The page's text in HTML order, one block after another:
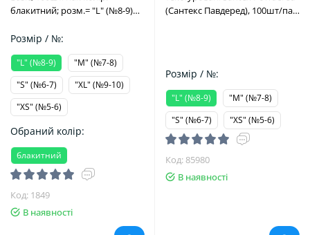
блакитний; розм.= "L" (№8-9)
Медікал)
Розмір / №:
"L" (№8-9)
"M" (№7-8)
"S" (№6-7)
"XL" (№9-10)
"XS" (№5-6)
Обраний колір:
блакитний
Код: 1849
В наявності
(Сантекс Павдеред), 100шт/пак
Розмір / №:
"L" (№8-9)
"M" (№7-8)
"S" (№6-7)
"XS" (№5-6)
Код: 85980
В наявності